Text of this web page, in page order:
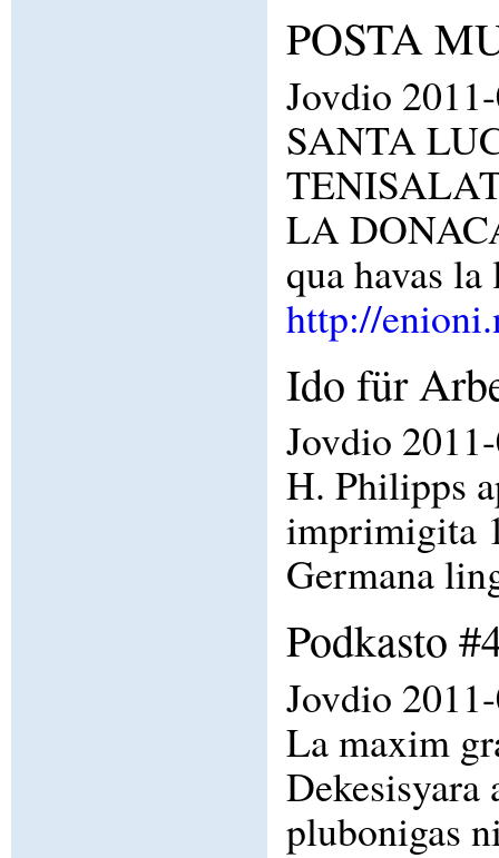
POSTA
Jovdio
SANTA
LA
qua havas
http://
Ido für
Jovdio
H. Philipps
imprimigita
Germana
Podkasto
Jovdio
La maxim
plubonigas